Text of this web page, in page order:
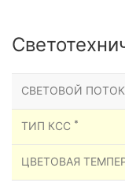
СВЕТОВОЙ
ТИП КСС *
ЦВЕТОВАЯ